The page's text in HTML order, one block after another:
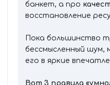
банкет, а про
восстановление
Пока большинство
бессмысленный шум,
его в яркие
Вот 3 правила